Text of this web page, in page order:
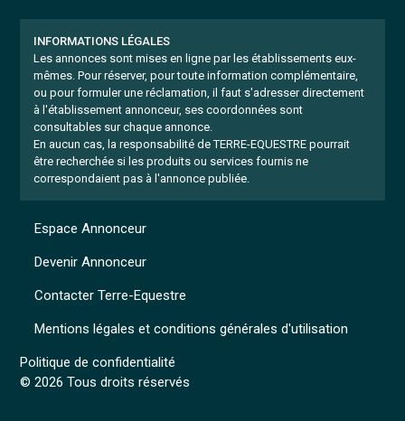
INFORMATIONS LÉGALES
Les annonces sont mises en ligne par les établissements eux-
mêmes. Pour réserver, pour toute information complémentaire,
ou pour formuler une réclamation, il faut s'adresser directement
à l'établissement annonceur, ses coordonnées sont
consultables sur chaque annonce.
En aucun cas, la responsabilité de TERRE-EQUESTRE pourrait
être recherchée si les produits ou services fournis ne
correspondaient pas à l'annonce publiée.
Mentions légales et conditions générales d'utilisation
Politique de confidentialité
© 2026 Tous droits réservés
Espace Annonceur
Devenir Annonceur
Contacter Terre-Equestre